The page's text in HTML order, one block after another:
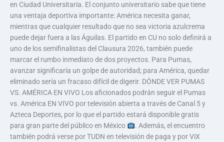
en Ciudad Universitaria. El conjunto universitario sabe que tiene
una ventaja deportiva importante: América necesita ganar,
mientras que cualquier resultado que no sea victoria azulcrema
puede dejar fuera a las Águilas. El partido en CU no solo definirá a
uno de los semifinalistas del Clausura 2026, también puede
marcar el rumbo inmediato de dos proyectos. Para Pumas,
avanzar significaría un golpe de autoridad; para América, quedar
eliminado sería un fracaso difícil de digerir. DÓNDE VER PUMAS
VS. AMÉRICA EN VIVO Los aficionados podrán seguir el Pumas
vs. América EN VIVO por televisión abierta a través de Canal 5 y
Azteca Deportes, por lo que el partido estará disponible gratis
para gran parte del público en México
. Además, el encuentro
también podrá verse por TUDN en televisión de paga y por ViX